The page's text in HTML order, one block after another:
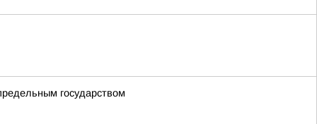
государством